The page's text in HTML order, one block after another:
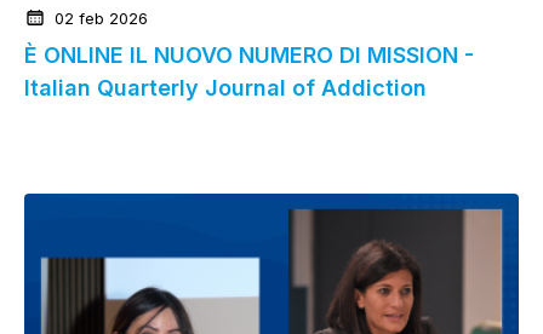
02 feb 2026
È ONLINE IL NUOVO NUMERO DI MISSION -
Italian Quarterly Journal of Addiction